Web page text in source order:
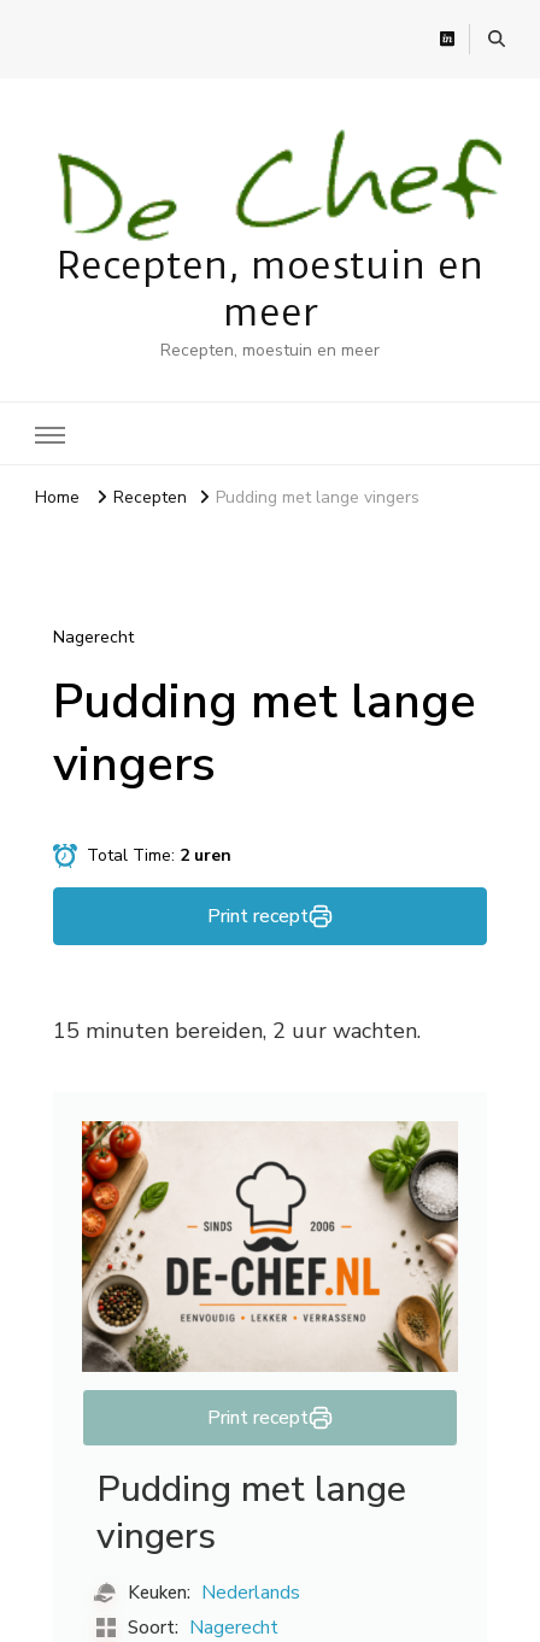
Recepten, moestuin en
meer
Recepten, moestuin en meer
Home Recepten Pudding met lange vingers
Nagerecht
Pudding met lange
vingers
Total Time: 2 uren
Print recept
15 minuten bereiden, 2 uur wachten.
Print recept
Pudding met lange
vingers
Keuken: Nederlands
Soort: Nagerecht